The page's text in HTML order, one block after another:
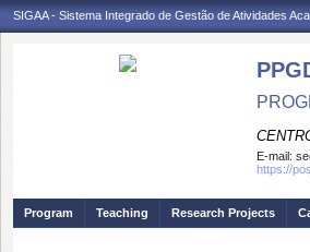
SIGAA - Sistema Integrado de Gestão de Atividades
E-mail:
https://
Program Teaching Research Projects